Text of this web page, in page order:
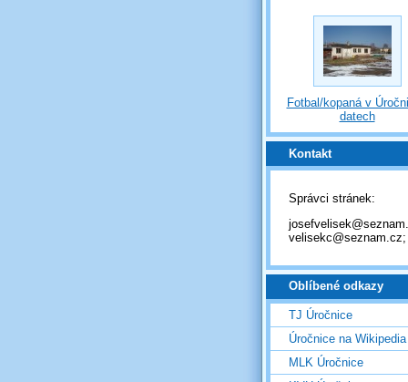
Fotbal/kopaná v
datech
Kontakt
Správci stránek:
velisekc@seznam.cz;
Oblíbené odkazy
TJ Úročnice
Úročnice na Wikipedia
MLK Úročnice